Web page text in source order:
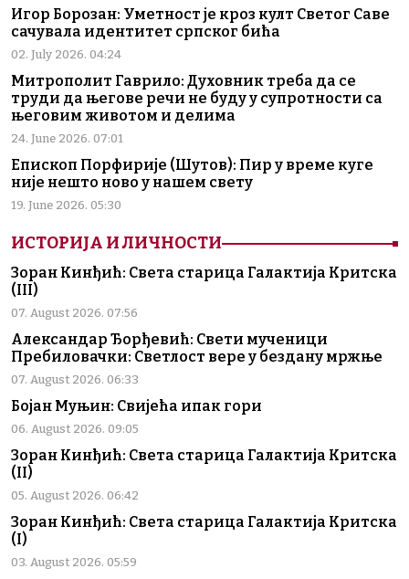
Игор Борозан: Уметност је кроз култ Светог Саве
сачувала идентитет српског бића
02. July 2026. 04:24
Митрополит Гаврило: Духовник треба да се
труди да његове речи не буду у супротности са
његовим животом и делима
24. June 2026. 07:01
Епископ Порфирије (Шутов): Пир у време куге
није нешто ново у нашем свету
19. June 2026. 05:30
ИСТОРИЈА И ЛИЧНОСТИ
Зоран Кинђић: Света старица Галактија Критска
(III)
07. August 2026. 07:56
Александар Ђорђевић: Свети мученици
Пребиловачки: Светлост вере у бездану мржње
07. August 2026. 06:33
Бојан Муњин: Свијећа ипак гори
06. August 2026. 09:05
Зоран Кинђић: Света старица Галактија Критска
(II)
05. August 2026. 06:42
Зоран Кинђић: Света старица Галактија Критска
(I)
03. August 2026. 05:59